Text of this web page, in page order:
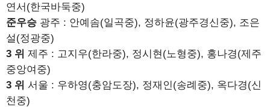
연서(한국바둑중)
준우승 광주 : 안예솜(일곡중), 정하윤(광주경신중), 조은
설(정광중)
3 위 제주 : 고지우(한라중), 정시현(노형중), 홍나경(제주
중앙여중)
3 위 서울 : 우하영(충암도장), 정재인(송례중), 옥다경(신
천중)